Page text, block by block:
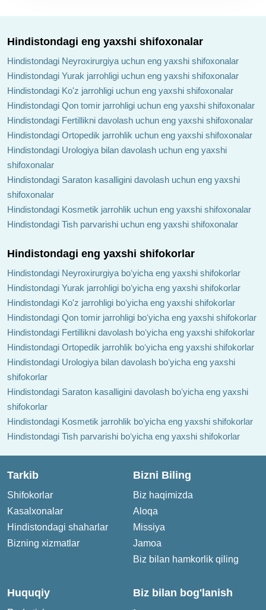
Hindistondagi eng yaxshi shifoxonalar
Hindistondagi Neyroxirurgiya uchun eng yaxshi shifoxonalar
Hindistondagi Yurak jarrohligi uchun eng yaxshi shifoxonalar
Hindistondagi Ko'z jarrohligi uchun eng yaxshi shifoxonalar
Hindistondagi Qon tomir jarrohligi uchun eng yaxshi shifoxonalar
Hindistondagi Fertillikni davolash uchun eng yaxshi shifoxonalar
Hindistondagi Ortopedik jarrohlik uchun eng yaxshi shifoxonalar
Hindistondagi Urologiya bilan davolash uchun eng yaxshi
shifoxonalar
Hindistondagi Saraton kasalligini davolash uchun eng yaxshi
shifoxonalar
Hindistondagi Kosmetik jarrohlik uchun eng yaxshi shifoxonalar
Hindistondagi Tish parvarishi uchun eng yaxshi shifoxonalar
Hindistondagi eng yaxshi shifokorlar
Hindistondagi Neyroxirurgiya boʻyicha eng yaxshi shifokorlar
Hindistondagi Yurak jarrohligi boʻyicha eng yaxshi shifokorlar
Hindistondagi Ko'z jarrohligi boʻyicha eng yaxshi shifokorlar
Hindistondagi Qon tomir jarrohligi boʻyicha eng yaxshi shifokorlar
Hindistondagi Fertillikni davolash boʻyicha eng yaxshi shifokorlar
Hindistondagi Ortopedik jarrohlik boʻyicha eng yaxshi shifokorlar
Hindistondagi Urologiya bilan davolash boʻyicha eng yaxshi
shifokorlar
Hindistondagi Saraton kasalligini davolash boʻyicha eng yaxshi
shifokorlar
Hindistondagi Kosmetik jarrohlik boʻyicha eng yaxshi shifokorlar
Hindistondagi Tish parvarishi boʻyicha eng yaxshi shifokorlar
Tarkib
Shifokorlar
Kasalxonalar
Hindistondagi shaharlar
Bizning xizmatlar
Bizni Biling
Biz haqimizda
Aloqa
Missiya
Jamoa
Biz bilan hamkorlik qiling
Huquqiy Biz bilan bog'lanish